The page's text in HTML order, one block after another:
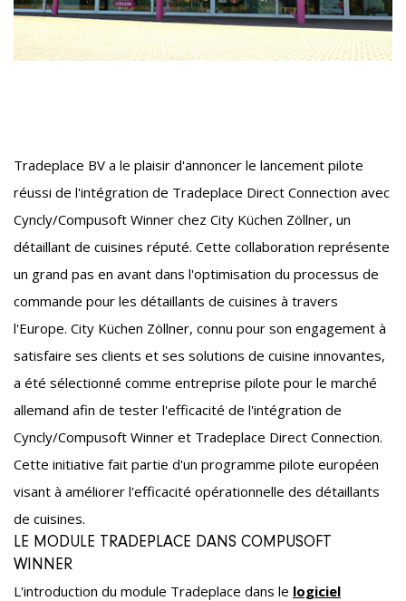
Tradeplace BV a le plaisir d'annoncer le lancement pilote
réussi de l'intégration de Tradeplace Direct Connection avec
Cyncly/Compusoft Winner chez City Küchen Zöllner, un
détaillant de cuisines réputé. Cette collaboration représente
un grand pas en avant dans l'optimisation du processus de
commande pour les détaillants de cuisines à travers
l'Europe. City Küchen Zöllner, connu pour son engagement à
satisfaire ses clients et ses solutions de cuisine innovantes,
a été sélectionné comme entreprise pilote pour le marché
allemand afin de tester l'efficacité de l'intégration de
Cyncly/Compusoft Winner et Tradeplace Direct Connection.
Cette initiative fait partie d'un programme pilote européen
visant à améliorer l'efficacité opérationnelle des détaillants
de cuisines.
LE MODULE TRADEPLACE DANS COMPUSOFT
WINNER
L'introduction du module Tradeplace dans le logiciel